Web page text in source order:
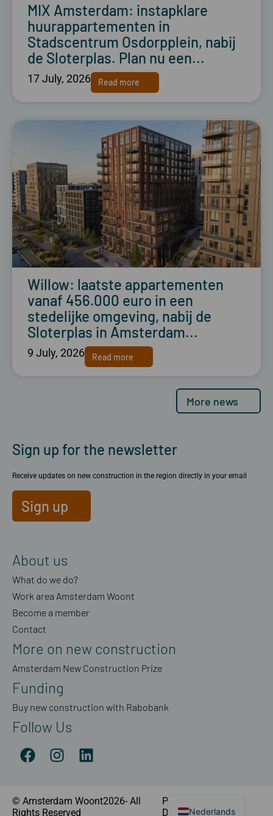
MIX Amsterdam: instapklare
huurappartementen in
Stadscentrum Osdorpplein, nabij
de Sloterplas. Plan nu een...
17 July, 2026 Read more
Willow: laatste appartementen
vanaf 456.000 euro in een
stedelijke omgeving, nabij de
Sloterplas in Amsterdam...
9 July, 2026 Read more
More news
Sign up for the newsletter
Receive updates on new construction in the region directly in your email
Sign up
About us
What do we do?
Work area Amsterdam Woont
Become a member
Contact
More on new construction
Amsterdam New Construction Prize
Funding
Buy new construction with Rabobank
Follow Us
© Amsterdam Woont2026- All
Rights Reserved
Privacy Statement
DisclaimerNederlands